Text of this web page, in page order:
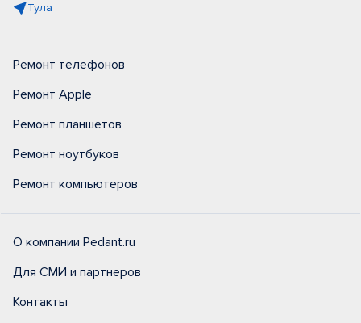
Тула
Ремонт телефонов
Ремонт Apple
Ремонт планшетов
Ремонт ноутбуков
Ремонт компьютеров
О компании Pedant.ru
Для СМИ и партнеров
Контакты